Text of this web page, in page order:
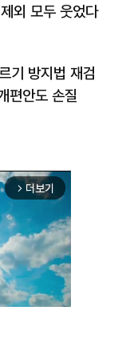
외 모두 웃었다
기 방지법 재검
편안도 손질
arrow_forward_ios 더보기